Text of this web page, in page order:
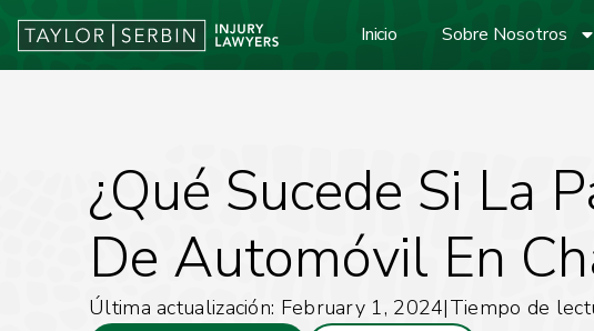
Inicio Sobre Nosotros
¿Qué Sucede Si La
De Automóvil En
Última actualización: February 1, 2024|Tiempo de